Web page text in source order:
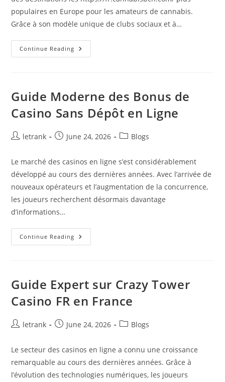
populaires en Europe pour les amateurs de cannabis.
Grâce à son modèle unique de clubs sociaux et à…
Continue Reading CannabisBCN
:
La
Scène
Cannabis
À
Guide Moderne des Bonus de
Casino Sans Dépôt en Ligne
Postletrank
PostJune 24, 2026
PostBlogs
Le marché des casinos en ligne s’est considérablement
développé au cours des dernières années. Avec l’arrivée de
nouveaux opérateurs et l’augmentation de la concurrence,
les joueurs recherchent désormais davantage
d’informations…
Continue Reading Guide
Moderne
Sans
Dépôt
Ligne
Guide Expert sur Crazy Tower
Casino FR en France
Postletrank
PostJune 24, 2026
PostBlogs
Le secteur des casinos en ligne a connu une croissance
remarquable au cours des dernières années. Grâce à
l’évolution des technologies numériques, les joueurs